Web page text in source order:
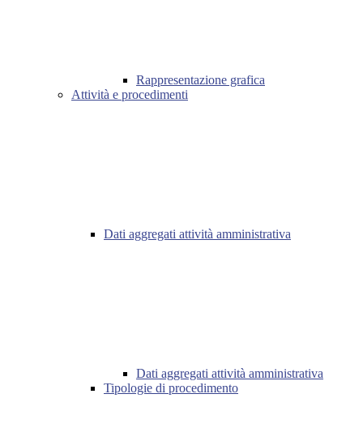
Rappresentazione grafica
Attività e procedimenti
Dati aggregati attività amministrativa
Dati aggregati attività amministrativa
Tipologie di procedimento